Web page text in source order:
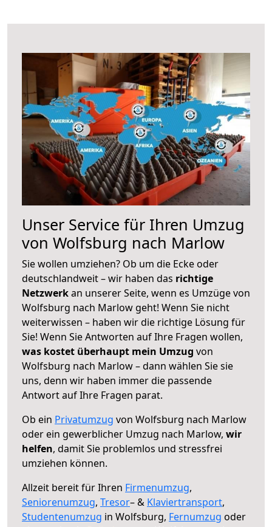
Unser Service für Ihren Umzug
von Wolfsburg nach Marlow
Sie wollen umziehen? Ob um die Ecke oder
deutschlandweit – wir haben das richtige
Netzwerkan unserer Seite, wenn es Umzüge von
Wolfsburg nach Marlow geht! Wenn Sie nicht
weiterwissen – haben wir die richtige Lösung für
Sie! Wenn Sie Antworten auf Ihre Fragen wollen,
was kostet überhaupt mein Umzug von
Wolfsburg nach Marlow – dann wählen Sie sie
uns, denn wir haben immer die passende
Antwort auf Ihre Fragen parat.
Ob ein Privatumzug von Wolfsburg nach Marlow
oder ein gewerblicher Umzug nach Marlow, wir
helfen, damit Sie problemlos und stressfrei
umziehen können.
Allzeit bereit für Ihren Firmenumzug,
Seniorenumzug, Tresor– & Klaviertransport,
Studentenumzug in Wolfsburg, Fernumzug oder